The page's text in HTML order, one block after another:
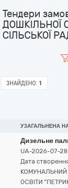
Тендери
ДОШКІЛЬНОЇ
СІЛЬСЬКОЇ
ЗНАЙДЕНО: 1
УЗАГАЛЬНЕНА
Дизельне
UA-2026-07-
Дата
КОМУНАЛЬНИЙ
ОСВІТИ